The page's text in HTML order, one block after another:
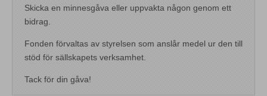
Skicka en minnesgåva eller uppvakta någon genom ett
bidrag.
Fonden förvaltas av styrelsen som anslår medel ur den till
stöd för sällskapets verksamhet.
Tack för din gåva!